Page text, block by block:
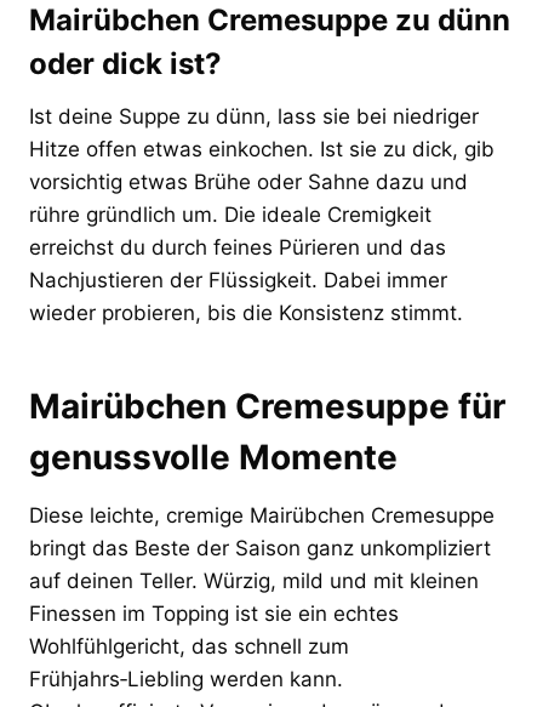
Mairübchen Cremesuppe zu dünn
oder dick ist?
Ist deine Suppe zu dünn, lass sie bei niedriger
Hitze offen etwas einkochen. Ist sie zu dick, gib
vorsichtig etwas Brühe oder Sahne dazu und
rühre gründlich um. Die ideale Cremigkeit
erreichst du durch feines Pürieren und das
Nachjustieren der Flüssigkeit. Dabei immer
wieder probieren, bis die Konsistenz stimmt.
Mairübchen Cremesuppe für
genussvolle Momente
Diese leichte, cremige Mairübchen Cremesuppe
bringt das Beste der Saison ganz unkompliziert
auf deinen Teller. Würzig, mild und mit kleinen
Finessen im Topping ist sie ein echtes
Wohlfühlgericht, das schnell zum
Frühjahrs‑Liebling werden kann.